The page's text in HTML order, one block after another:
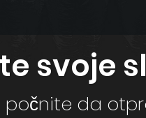
svoje
da